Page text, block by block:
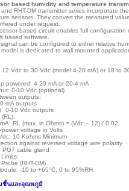
based humidity and temperature
and RHT-DM transmitter series incorporate
sensors. They convert the measured
under request.
based circuit enables full
based software.
can be configured to either relative
model is dedicated to wall mounted
12 Vdc to 30 Vdc (model 4-20 mA) or 18 to
powered 4-20 mA or 20-4 mA
0-10 Vdc (optional)
outputs:
mA outputs
0-10 Vdc outputs
RL (max. in Ohms) = (Vdc – 12) / 0.02
voltage in Volts
10 Kohms Minimum
against reversed voltage wire polarity
PG7 cable gland
(RHT-DM)
-10 to +65°C, 0 to 95%RH
ชื้นและอุณหภูมิ